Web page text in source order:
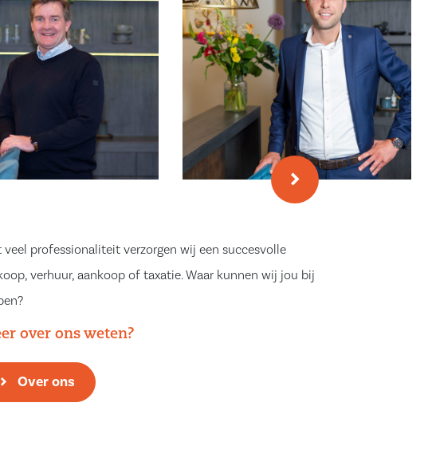
veel professionaliteit verzorgen wij een succesvolle
verhuur, aankoop of taxatie. Waar kunnen wij jou bij
over ons weten?
Over ons